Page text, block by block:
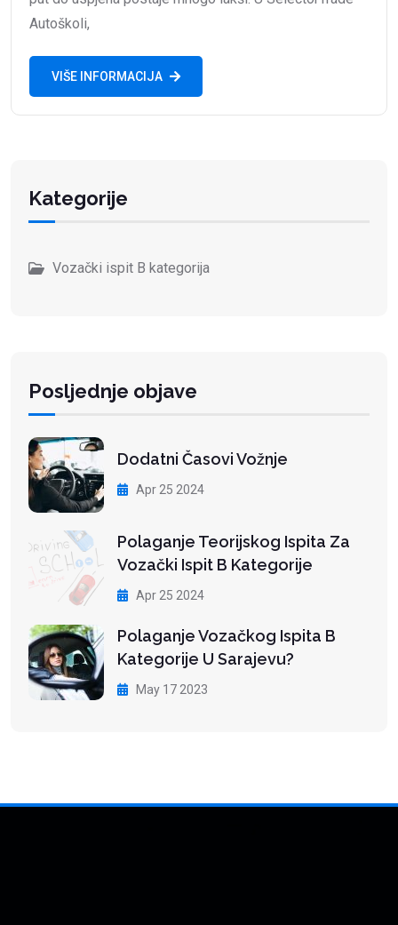
Autoškoli,
VIŠE INFORMACIJA
Kategorije
Vozački ispit B kategorija
Posljednje objave
Dodatni Časovi Vožnje
Apr 25 2024
Polaganje Teorijskog Ispita Za
Vozački Ispit B Kategorije
Apr 25 2024
Polaganje Vozačkog Ispita B
Kategorije U Sarajevu?
May 17 2023